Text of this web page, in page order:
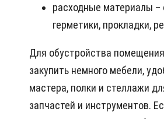
расходные материалы –
герметики, прокладки,
Для обустройства
закупить немного мебели,
мастера, полки и стеллажи
запчастей и инструментов.